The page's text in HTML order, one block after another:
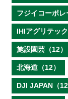
フジイコーポレ
IHIアグリテック
施設園芸（12）
北海道（12）
DJI JAPAN（12